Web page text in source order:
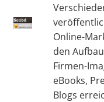
Online-
den
Firmen-
eBooks,
Blogs